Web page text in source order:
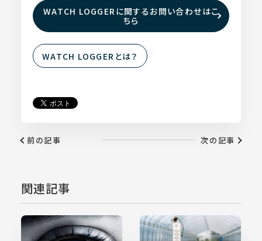
WATCH LOGGERに関するお問い合わせはこ
ちら
WATCH LOGGERとは？
前の記事 次の記事
関連記事